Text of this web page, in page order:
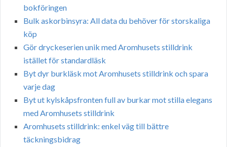
bokföringen
Bulk askorbinsyra: All data du behöver för storskaliga
köp
Gör dryckeserien unik med Aromhusets stilldrink
istället för standardläsk
Byt dyr burkläsk mot Aromhusets stilldrink och spara
varje dag
Byt ut kylskåpsfronten full av burkar mot stilla elegans
med Aromhusets stilldrink
Aromhusets stilldrink: enkel väg till bättre
täckningsbidrag